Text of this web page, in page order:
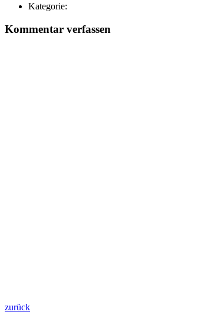
Kategorie:
Kommentar verfassen
zurück